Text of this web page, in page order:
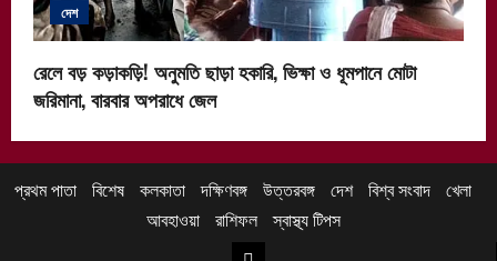
দেশ
রেলে বড় কড়াকড়ি! অনুমতি ছাড়া হকারি, ভিক্ষা ও ধূমপানে মোটা
জরিমানা, বারবার অপরাধে জেল
প্রথম পাতা বিশেষ কলকাতা দক্ষিণবঙ্গ উত্তরবঙ্গ দেশ বিশ্ব সংবাদ খেলা
আবহাওয়া
রাশিফল স্বাস্থ্য টিপস
উত্তরবঙ্গ